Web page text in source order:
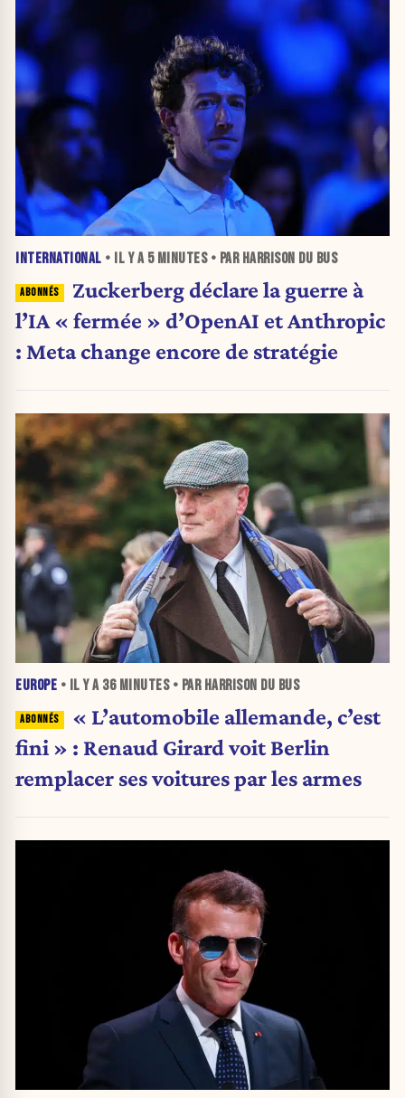
INTERNATIONAL • IL Y A 5 MINUTES• PAR HARRISON DU BUS
Zuckerberg déclare la guerre à
l’IA « fermée » d’OpenAI et Anthropic
: Meta change encore de stratégie
EUROPE • IL Y A 36 MINUTES• PAR HARRISON DU BUS
« L’automobile allemande, c’est
fini » : Renaud Girard voit Berlin
remplacer ses voitures par les armes